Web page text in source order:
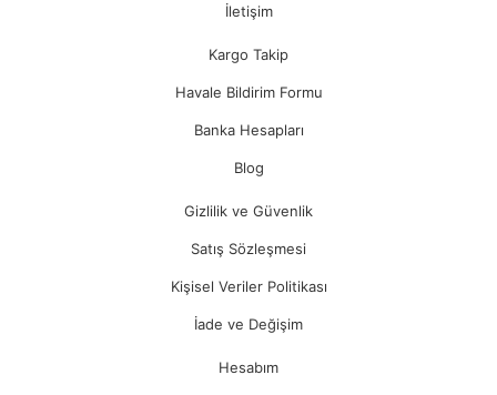
İletişim
Kargo Takip
Havale Bildirim Formu
Banka Hesapları
Blog
Gizlilik ve Güvenlik
Satış Sözleşmesi
Kişisel Veriler Politikası
İade ve Değişim
Hesabım